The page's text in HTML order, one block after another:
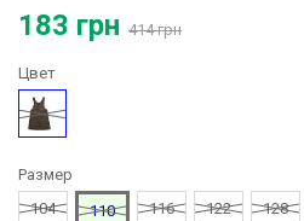
183 грн 414 грн
Цвет
Хаки
Размер
104
110 116 122 128